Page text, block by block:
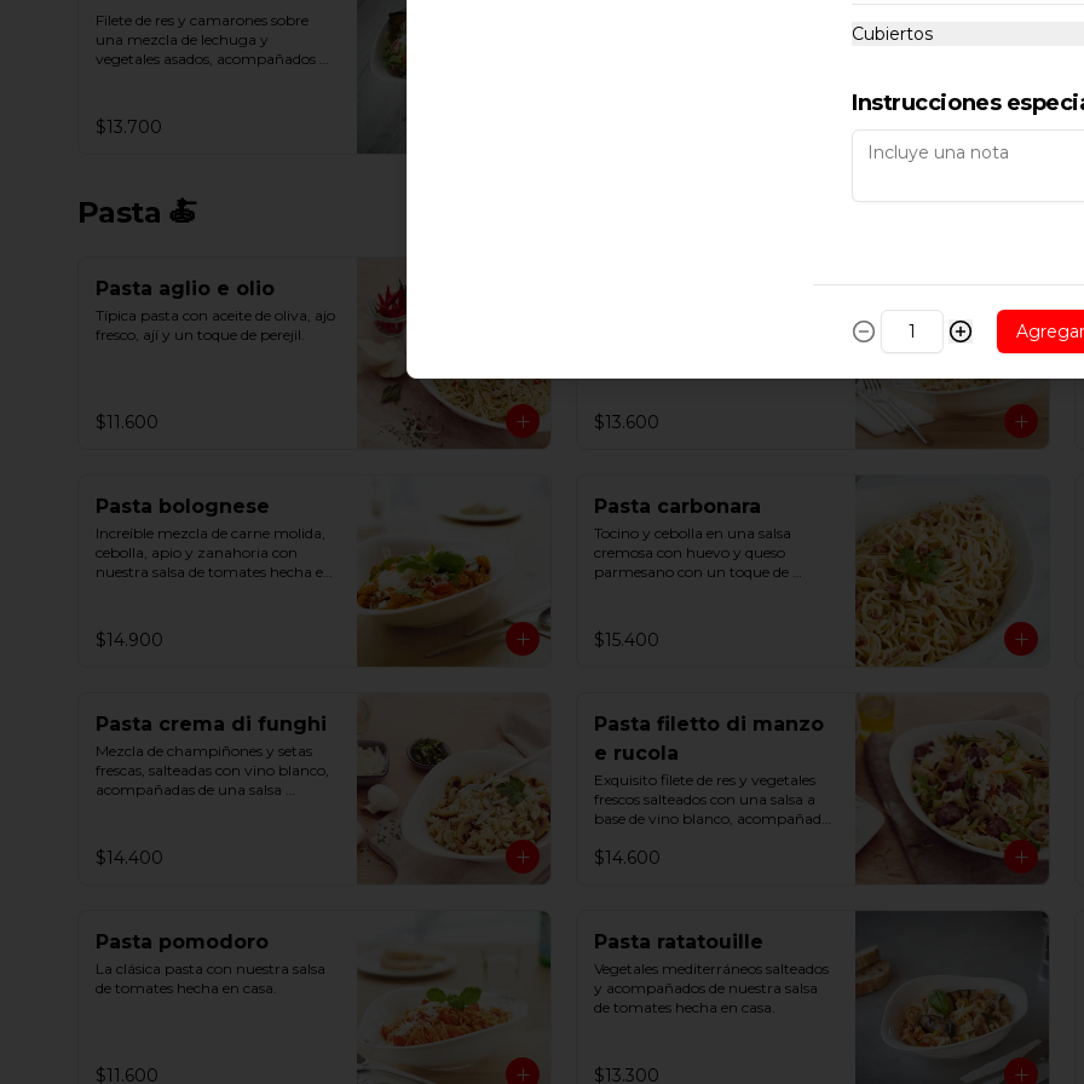
Filete de res y camarones sobre
una mezcla de lechuga y
vegetales asados, acompañados
$13.700
Pasta 🍝
Pasta aglio e olio
Típica pasta con aceite de oliva, ajo
fresco, ají y un toque de perejil.
$11.600
leche
$13.600
Pasta bolognese
Increíble mezcla de carne molida,
cebolla, apio y zanahoria con
nuestra salsa de tomates hecha en
$14.900
Pasta carbonara
Tocino y cebolla en una salsa
cremosa con huevo y queso
parmesano con un toque de
$15.400
Pasta crema di funghi
Mezcla de champiñones y setas
frescas, salteadas con vino blanco,
acompañadas de una salsa
$14.400
Pasta filetto di manzo
e rucola
Exquisito filete de res y vegetales
frescos salteados con una salsa a
base de vino blanco, acompañado
$14.600
Pasta pomodoro
La clásica pasta con nuestra salsa
de tomates hecha en casa.
$11.600
Pasta ratatouille
Vegetales mediterráneos salteados
y acompañados de nuestra salsa
de tomates hecha en casa.
$13.300
Cubiertos
Instrucciones
Agregar